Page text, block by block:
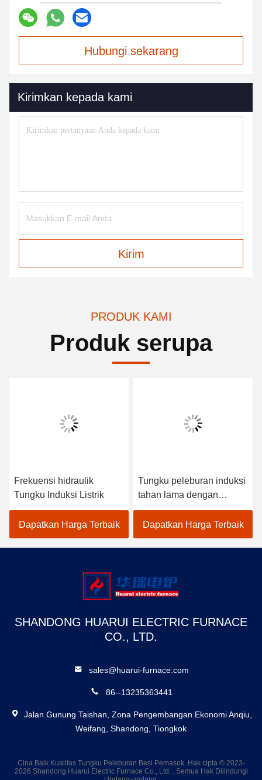
Hubungi sekarang
Kirimkan kepada kami
Kirim
PRODUK KAMI
Produk serupa
Frekuensi hidraulik
Tungku Induksi Listrik
Dapatkan Harga Terbaik
Tungku peleburan induksi
tahan lama dengan
penghematan energi yang
optimal
Dapatkan Harga Terbaik
SHANDONG HUARUI ELECTRIC FURNACE
CO., LTD.
sales@huarui-furnace.com
86--13235363441
Jalan Gunung Taishan, Zona Pengembangan Ekonomi Anqiu,
Weifang, Shandong, Tiongkok
Cina Baik Kualitas Tungku Peleburan Besi Pemasok. Hak cipta © 2023-
2026 Shandong Huarui Electric Furnace Co., Ltd. . Semua Hak Dilindungi